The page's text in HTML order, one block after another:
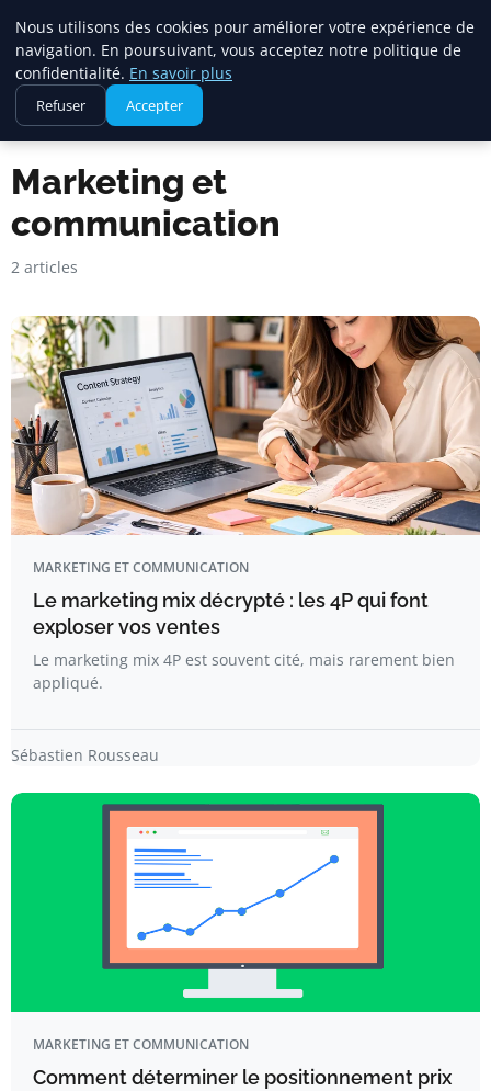
Maadi Gazette
Accueil Marketing et communication
Marketing et
communication
2 articles
MARKETING ET COMMUNICATION
Le marketing mix décrypté : les 4P qui font
exploser vos ventes
Le marketing mix 4P est souvent cité, mais rarement bien
appliqué.
Sébastien Rousseau
MARKETING ET COMMUNICATION
Comment déterminer le positionnement prix
Nous utilisons des cookies pour améliorer votre expérience de
navigation. En poursuivant, vous acceptez notre politique de
confidentialité. En savoir plus
Refuser Accepter